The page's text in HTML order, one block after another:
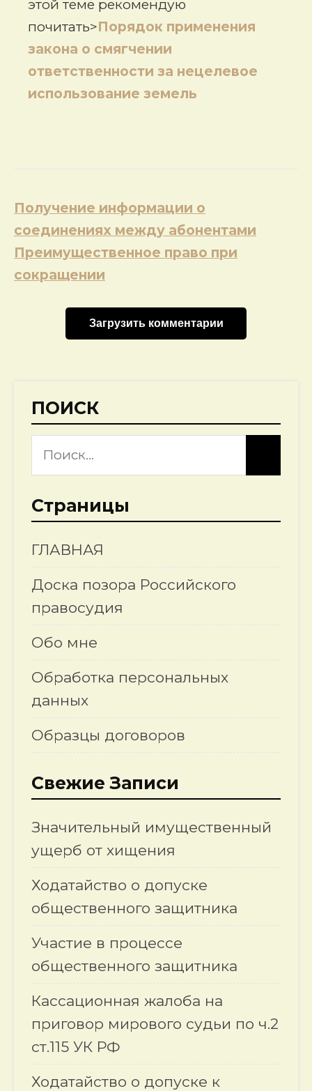
этой теме рекомендую
почитать>Порядок применения
закона о смягчении
ответственности за нецелевое
использование земель
Навигация
по
записям
Получение информации о
соединениях между абонентами
Преимущественное право при
сокращении
Загрузить комментарии
ПОИСК
Страницы
ГЛАВНАЯ
Доска позора Российского
правосудия
Обо мне
Обработка персональных
данных
Образцы договоров
Свежие Записи
Значительный имущественный
ущерб от хищения
Ходатайство о допуске
общественного защитника
Участие в процессе
общественного защитника
Кассационная жалоба на
приговор мирового судьи по ч.2
ст.115 УК РФ
Ходатайство о допуске к